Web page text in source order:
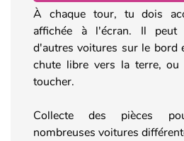
À chaque tour, tu dois
affichée à l'écran. Il peut
d'autres voitures sur le bord
chute libre vers la terre,
toucher.
Collecte des pièces
nombreuses voitures